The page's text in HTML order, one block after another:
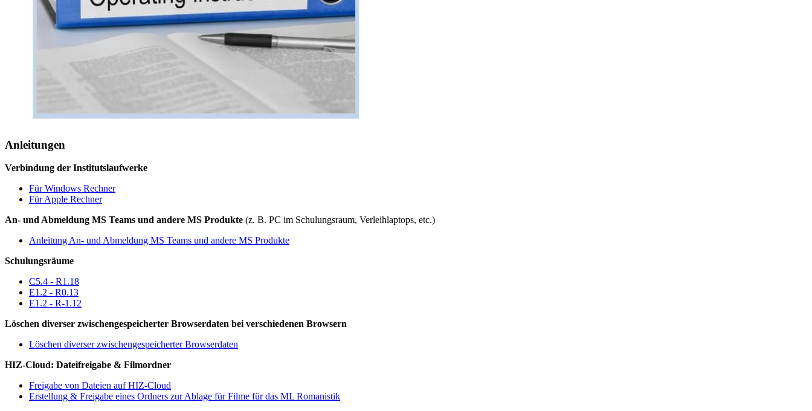
Anleitungen
Verbindung der Institutslaufwerke
Für Windows Rechner
Für Apple Rechner
An- und Abmeldung MS Teams und andere MS Produkte (z. B. PC im Schulungsraum, Verleihlaptops, etc.)
Anleitung An- und Abmeldung MS Teams und andere MS Produkte
Schulungsräume
C5.4 - R1.18
E1.2 - R0.13
E1.2 - R-1.12
Löschen diverser zwischengespeicherter Browserdaten bei verschiedenen Browsern
Löschen diverser zwischengespeicherter Browserdaten
HIZ-Cloud: Dateifreigabe & Filmordner
Freigabe von Dateien auf HIZ-Cloud
Erstellung & Freigabe eines Ordners zur Ablage für Filme für das ML Romanistik